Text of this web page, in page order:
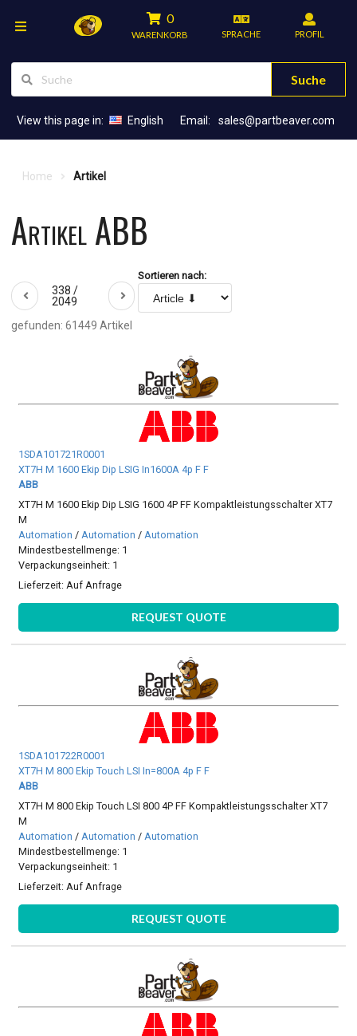
0
WARENKORB SPRACHE PROFIL
Suche
View this page in: English Email: sales@partbeaver.com
Home Artikel
Artikel ABB
338 /
2049
Sortieren nach:
gefunden: 61449 Artikel
1SDA101721R0001
XT7H M 1600 Ekip Dip LSIG In1600A 4p F F
ABB
XT7H M 1600 Ekip Dip LSIG 1600 4P FF Kompaktleistungsschalter XT7
M
Automation /Automation /Automation
Mindestbestellmenge: 1
Verpackungseinheit: 1
Lieferzeit:Auf Anfrage
REQUEST QUOTE
1SDA101722R0001
XT7H M 800 Ekip Touch LSI In=800A 4p F F
ABB
XT7H M 800 Ekip Touch LSI 800 4P FF Kompaktleistungsschalter XT7
M
Automation /Automation /Automation
Mindestbestellmenge: 1
Verpackungseinheit: 1
Lieferzeit:Auf Anfrage
REQUEST QUOTE